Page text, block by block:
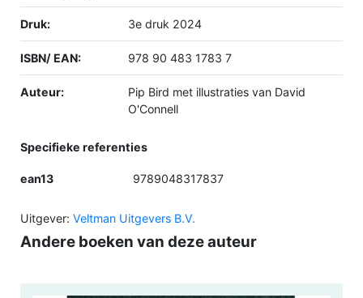
Druk: 3e druk 2024
ISBN/ EAN: 978 90 483 1783 7
Auteur:
Pip Bird met illustraties van David
O'Connell
Specifieke referenties
ean13 9789048317837
Uitgever: Veltman Uitgevers B.V.
Andere boeken van deze auteur